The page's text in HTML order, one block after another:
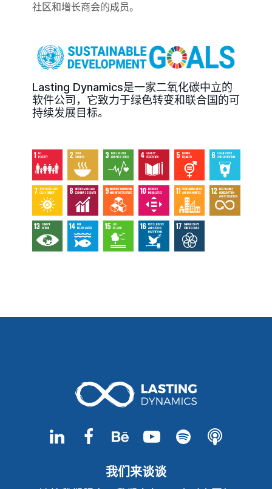
社区和增长商会的成员。
Lasting Dynamics是一家二氧化碳中立的
软件公司，它致力于绿色转变和联合国的可
持续发展目标。
我们来谈谈